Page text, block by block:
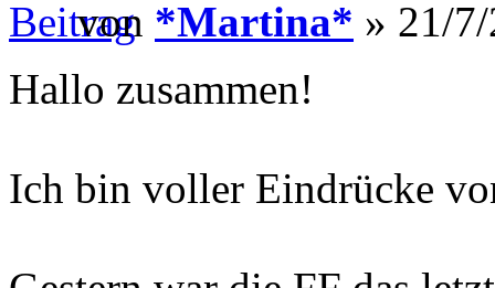
von *Martina* » 21/
Hallo zusammen!
Ich bin voller Eindrücke